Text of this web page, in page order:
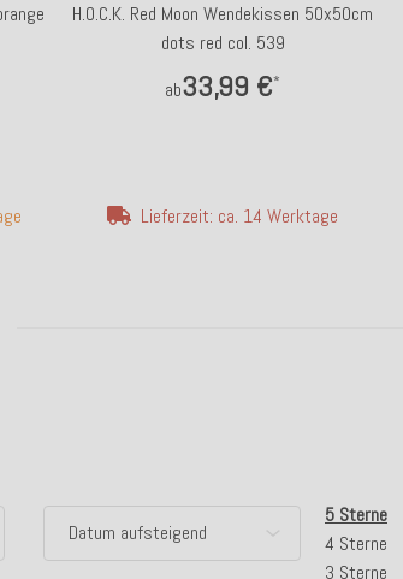
5 Sterne
4 Sterne
3 Sterne
H.O.C.K. Red Moon Wendekissen 50x50cm
dots red col. 539
ab33,99 €*
Lieferzeit: ca. 14 Werktage